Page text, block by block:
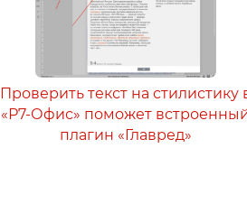
Проверить текст на стилистику
«Р7-Офис» поможет
плагин «Главред»